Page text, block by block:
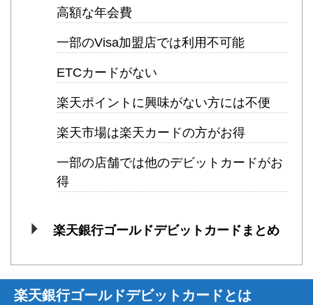
高額な年会費
一部のVisa加盟店では利用不可能
ETCカードがない
楽天ポイントに興味がない方には不便
楽天市場は楽天カードの方がお得
一部の店舗では他のデビットカードがお
得
楽天銀行ゴールドデビットカードまとめ
楽天銀行ゴールドデビットカードとは